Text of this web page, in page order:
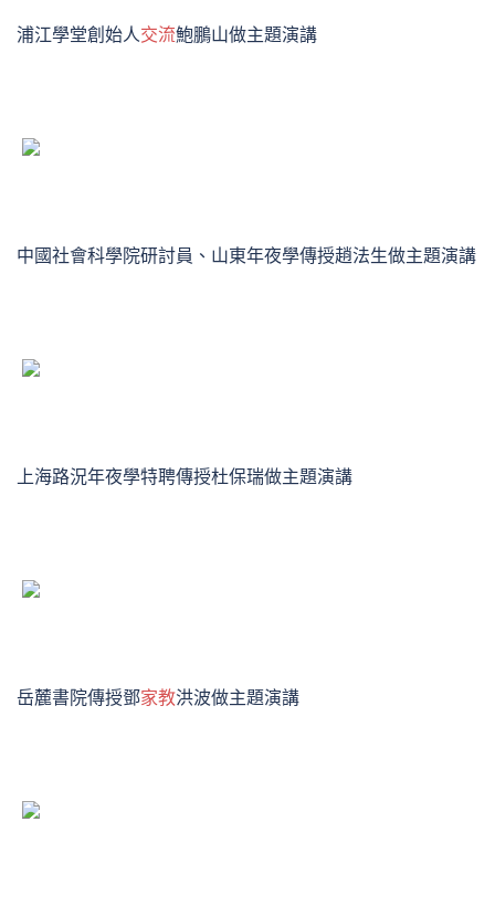
浦江學堂創始人交流鮑鵬山做主題演講
中國社會科學院研討員、山東年夜學傳授趙法生做主題演講
上海路況年夜學特聘傳授杜保瑞做主題演講
岳麓書院傳授鄧家教洪波做主題演講